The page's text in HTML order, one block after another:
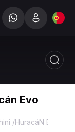
Evo
/HuracáN Evo